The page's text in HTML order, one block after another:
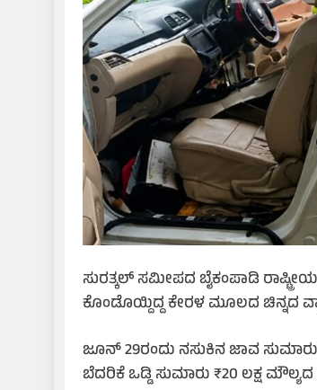
ಸುರತ್ಕಲ್ ಸಮೀಪದ ಬೈಕಂಪಾಡಿ
ಕೊಂಡೊಯ್ದಿದ್ದ ಕೇರಳ ಮೂಲದ ಚಿನ್ನದ
ಜೂನ್ 29ರಂದು ನಸುಕಿನ ಜಾವ ಸುಮಾರು
ಬೆದರಿಕೆ ಒಡ್ಡಿ ಸುಮಾರು ₹20 ಲಕ್ಷ